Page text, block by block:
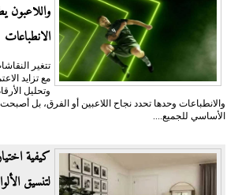
واللاعبون
الانطباعات
تتغير
مع تزايد
وتحليل
والانطباعات وحدها تحدد نجاح اللاعبين أو الفرق، بل
الأساسي للجميع....
كيفية
لتنسيق